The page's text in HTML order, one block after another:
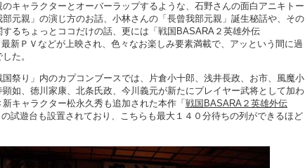
キャラクターとオーバーラップするような、石野さんの面白アニキトー
部元親」の演じ方のお話、小林さんの「長曾我部元親」誕生秘話や、その
するちょっとココだけの話、更には「戦国BASARA２英雄外伝
新ＰＶなどが上映され、色々なお楽しみ要素満載で、アッという間に過
た。
国祭り」内のカプコンブースでは、片倉小十郎、浅井長政、お市、風魔小
如、徳川家康、北条氏政、今川義元が新たにプレイヤー武将として加わ
新キャラクター松永久秀も追加された本作「 戦国BASARA２英雄外伝
の試遊台も設置されており、こちらも最大１４０分待ちの列ができるほど